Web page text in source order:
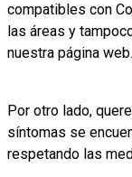
compatibles con
las áreas y
nuestra página web.
Por otro lado,
síntomas se
respetando las